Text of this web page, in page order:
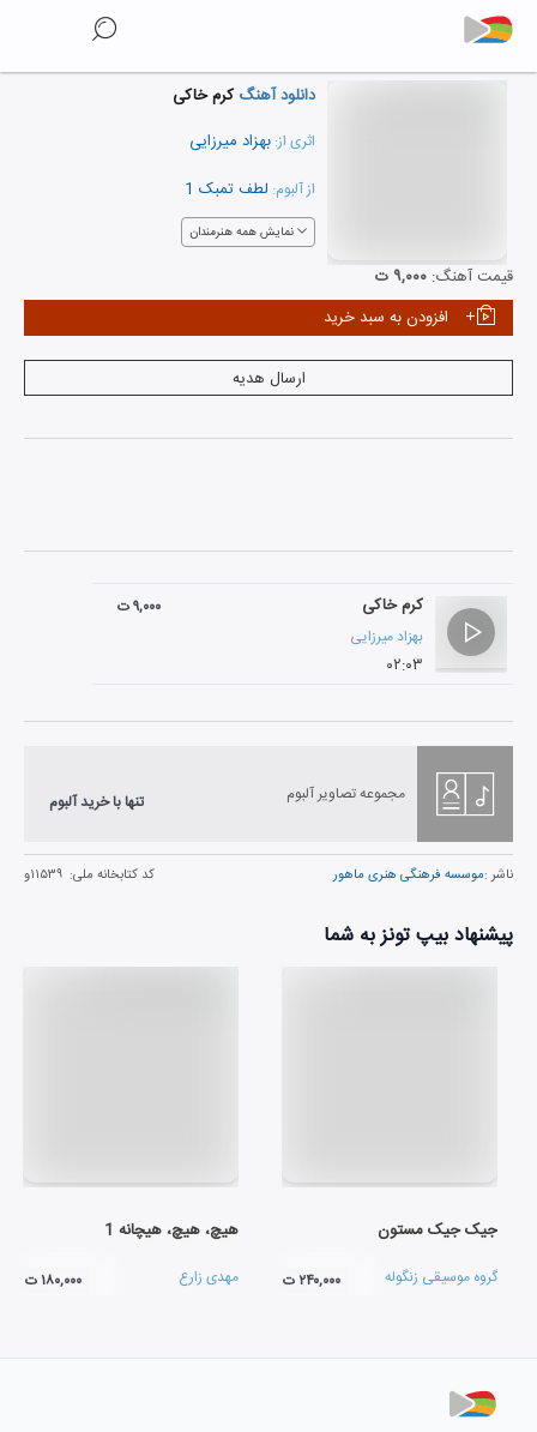
دانلود آهنگکرم خاکی
اثری از: بهزاد میرزایی
از آلبوم: لطف تمبک 1
نمایش همه هنرمندان
قیمت آهنگ: ۹,۰۰۰ ت
افزودن به سبد خرید
ارسال هدیه
کرم خاکی
بهزاد میرزایی
۰۲:۰۳
۹,۰۰۰ ت
مجموعه تصاویر آلبوم تنها با خرید آلبوم
ناشر :موسسه فرهنگی هنری ماهور کد کتابخانه ملی: ۱۱۵۳۹و
پیشنهاد بیپ تونز به شما
جیک جیک مستون
گروه موسیقی زنگوله ۲۴۰,۰۰۰ ت
هیچ، هیچ، هیچانه 1
مهدی زارع ۱۸۰,۰۰۰ ت